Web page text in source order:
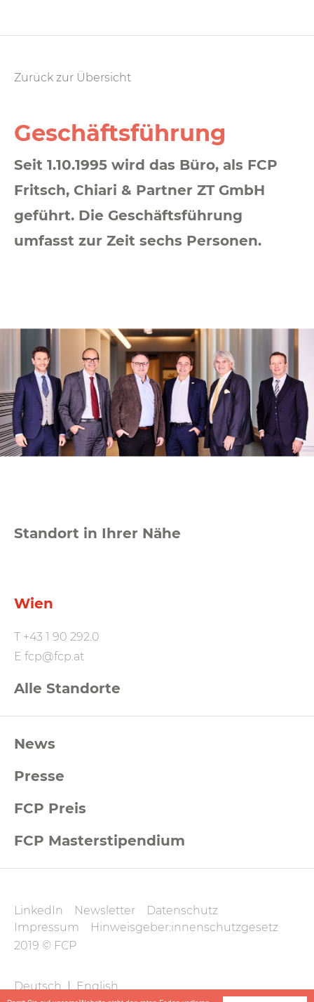
Zurück zur Übersicht
Geschäfts­führung
Seit 1.10.1995 wird das Büro, als FCP
Fritsch, Chiari & Partner ZT GmbH
geführt. Die Geschäftsführung
umfasst zur Zeit sechs Personen.
Standort in Ihrer Nähe
Wien
T +43 1 90 292.0
E fcp@fcp.at
Alle Standorte
Footernavigation
News
Presse
FCP Preis
FCP Masterstipendium
FCP
Datenschutz
und
Impressum
LinkedIn Newsletter
Datenschutz
Impressum
Hinweisgeber:innenschutzgesetz
2019 © FCP
FCP
Deutsch English